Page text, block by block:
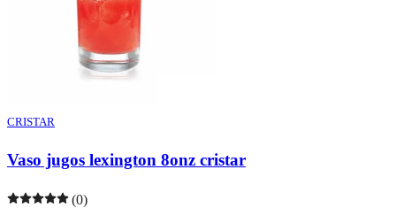
CRISTAR
Vaso jugos lexington 8onz cristar
(0)